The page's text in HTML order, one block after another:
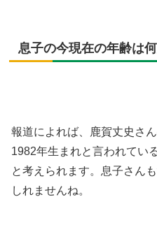
息子の今現在の年齢は
報道によれば、鹿賀丈史さ
1982年生まれと言われてい
と考えられます。息子さん
しれませんね。